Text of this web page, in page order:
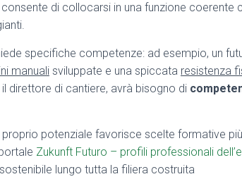
di collocarsi in una funzione coerente
specifiche competenze: ad esempio, un
manuali sviluppate e una spiccata resistenza
direttore di cantiere, avrà bisogno di
potenziale favorisce scelte formative
Zukunft Futuro – profili professionali
lungo tutta la filiera costruita